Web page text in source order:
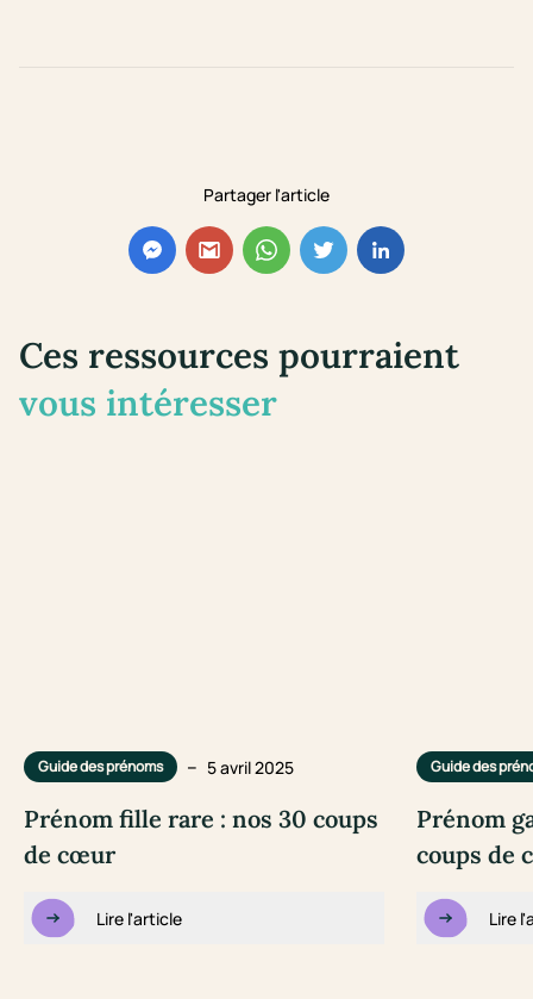
Partager l'article
Ces ressources pourraient
vous intéresser
Guide des prénoms – 5 avril 2025
Prénom fille rare : nos 30 coups
de cœur
Lire l'article
Guide des
Prénom
coups de
Lire